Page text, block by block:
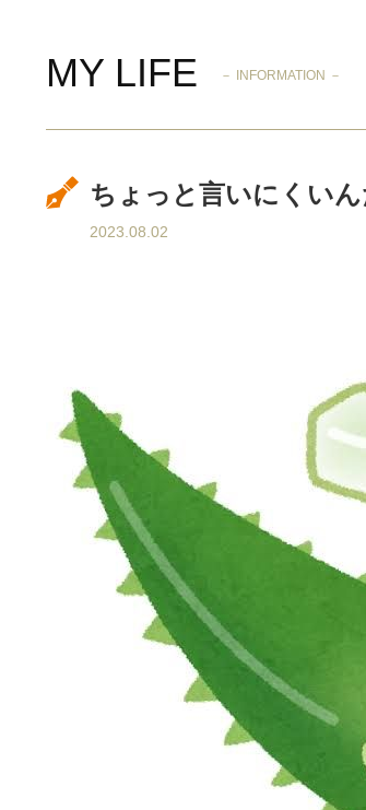
MY LIFE － INFORMATION －
ちょっと言いにくい
2023.08.02